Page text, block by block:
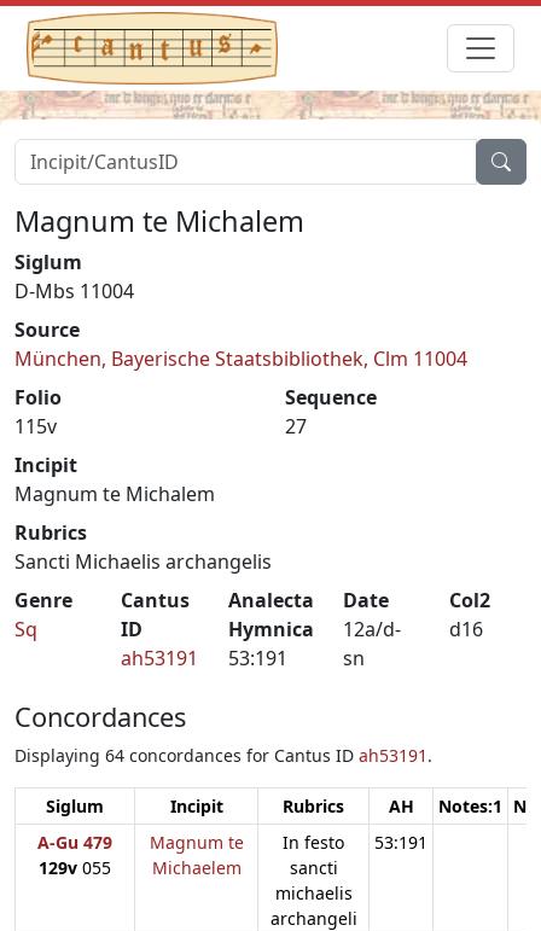
Magnum te Michalem
Siglum
D-Mbs 11004
Source
München, Bayerische Staatsbibliothek, Clm 11004
Folio
115v
Sequence
27
Incipit
Magnum te Michalem
Rubrics
Sancti Michaelis archangelis
Genre
Sq
Cantus
ID
ah53191
Analecta
Hymnica
53:191
Date
12a/d-
sn
Col2
d16
Concordances
Displaying 64 concordances for Cantus ID ah53191 .
Siglum Incipit Rubrics AH Notes:1
A-Gu 479
129v 055
Magnum te
Michaelem
In festo
sancti
michaelis
archangeli
53:191